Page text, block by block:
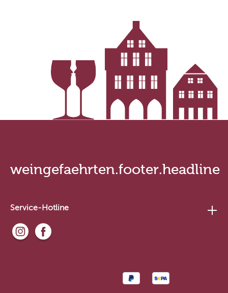
weingefaehrten.footer.headline
Service-Hotline